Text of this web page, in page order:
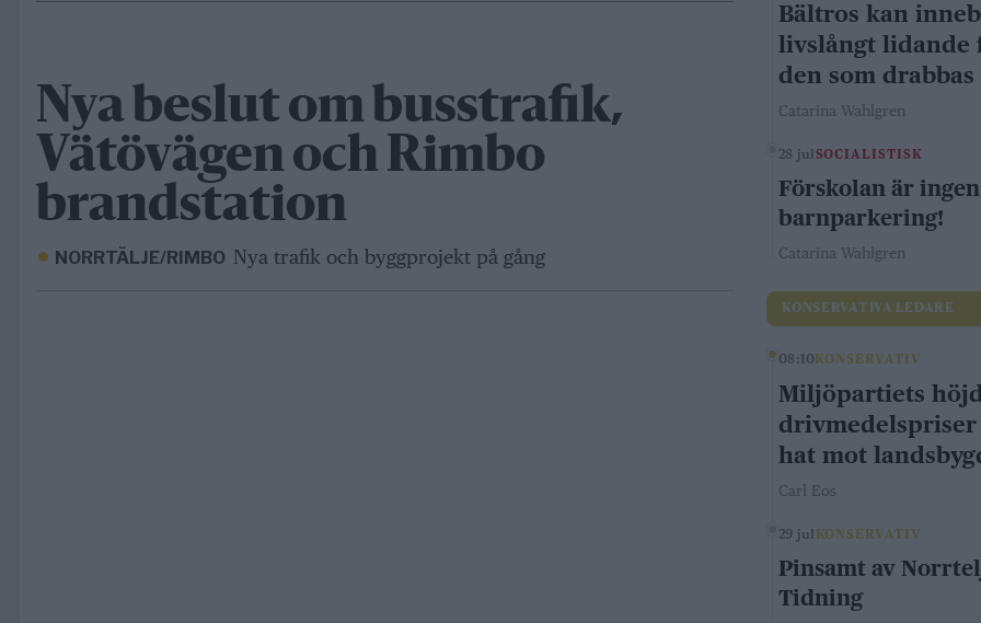
Nya beslut om busstrafik,
Vätövägen och Rimbo
brandstation
NORRTÄLJE/RIMBO Nya trafik och byggprojekt på gång
Bältros kan
livslångt lidande
den som drabbas
Catarina Wahlgren
28 jul SOCIALISTISK
Förskolan är ingen
barnparkering!
Catarina Wahlgren
KONSERVATIVA LEDARE
08:10 KONSERVATIV
Miljöpartiets
hat mot
Carl Eos
29 jul KONSERVATIV
Pinsamt av
Tidning